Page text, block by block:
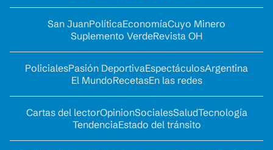
San JuanPolíticaEconomíaCuyo Minero
Suplemento VerdeRevista OH
PolicialesPasión DeportivaEspectáculosArgentina
El MundoRecetasEn las redes
Cartas del lectorOpinionSocialesSaludTecnología
TendenciaEstado del tránsito